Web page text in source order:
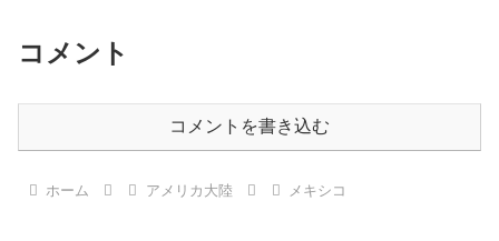
コメント
コメントを書き込む
ホーム アメリカ大陸 メキシコ